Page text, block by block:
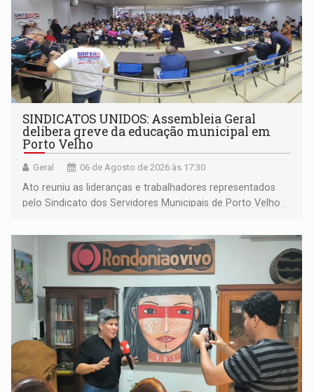
SINDICATOS UNIDOS: Assembleia Geral
delibera greve da educação municipal em
Porto Velho
Geral 06 de Agosto de 2026 às 17:30
Ato reuniu as lideranças e trabalhadores representados
pelo Sindicato dos Servidores Municipais de Porto Velho